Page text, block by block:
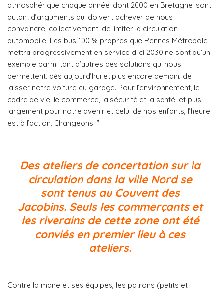
atmosphérique chaque année, dont 2000 en Bretagne, sont
autant d’arguments qui doivent achever de nous
convaincre, collectivement, de limiter la circulation
automobile. Les bus 100 % propres que Rennes Métropole
mettra progressivement en service d’ici 2030 ne sont qu’un
exemple parmi tant d’autres des solutions qui nous
permettent, dès aujourd’hui et plus encore demain, de
laisser notre voiture au garage. Pour l’environnement, le
cadre de vie, le commerce, la sécurité et la santé, et plus
largement pour notre avenir et celui de nos enfants, l’heure
est à l’action. Changeons !”
Des ateliers de concertation sur la
circulation dans la ville Nord se
sont tenus au Couvent des
Jacobins. Seuls les commerçants et
les riverains de cette zone ont été
conviés en premier lieu à ces
ateliers.
Contre la maire et ses équipes, les patrons (petits et